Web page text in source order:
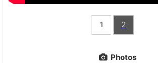
1 2
Photos